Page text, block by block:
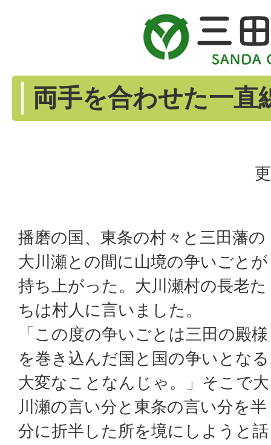
両手を合わせた一直
播磨の国、東条の村々と三田藩の
大川瀬との間に山境の争いごとが
持ち上がった。大川瀬村の長老た
ちは村人に言いました。
「この度の争いごとは三田の殿様
を巻き込んだ国と国の争いとなる
大変なことなんじゃ。」そこで大
川瀬の言い分と東条の言い分を半
分に折半した所を境にしようと